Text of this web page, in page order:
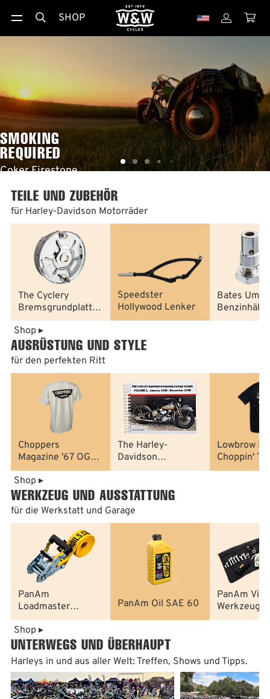
 SHOP  
SMOKING
REQUIRED
Coker Firestone
mehr …
TEILE UND ZUBEHÖR
für Harley-Davidson Motorräder
The Cyclery
Bremsgrundplatten,
Komplette
Baugruppe
Speedster
Hollywood Lenker
Bates
1965
Shop ▸
AUSRÜSTUNG UND STYLE
für den perfekten Ritt
Choppers
Magazine '67 OG
Wing T-Shirts Off-
White
The Harley-
Davidson
Knucklehead Years
Lowbrow
Choppin' T-
Shop ▸
WERKZEUG UND AUSSTATTUNG
für die Werkstatt und Garage
PanAm
Loadmaster
Endless
Spanngurte
PanAm Oil SAE 60
PanAm
Shop ▸
UNTERWEGS UND ÜBERHAUPT
Harleys in und aus aller Welt: Treffen, Shows und Tipps.